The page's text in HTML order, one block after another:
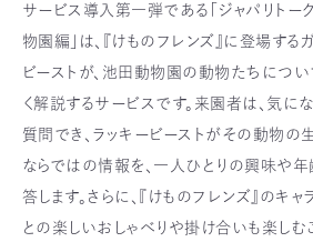
サービス導入第一弾である「ジャパリト
物園編」は、『けものフレンズ』に登場する
ビーストが、池田動物園の動物たちにつ
く解説するサービスです。来園者は、気に
質問でき、ラッキービーストがその動物の
ならではの情報を、一人ひとりの興味や
答します。さらに、『けものフレンズ』のキャ
との楽しいおしゃべりや掛け合いも楽しむ